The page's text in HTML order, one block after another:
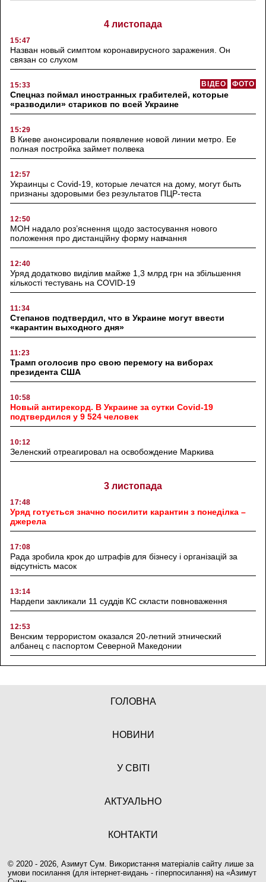
4 листопада
15:47
Назван новый симптом коронавирусного заражения. Он
связан со слухом
15:33 ФОТО
ВІДЕО
Спецназ поймал иностранных грабителей, которые
«разводили» стариков по всей Украине
15:29
В Киеве анонсировали появление новой линии метро. Ее
полная постройка займет полвека
12:57
Украинцы с Covid-19, которые лечатся на дому, могут быть
признаны здоровыми без результатов ПЦР-теста
12:50
МОН надало роз’яснення щодо застосування нового
положення про дистанційну форму навчання
12:40
Уряд додатково виділив майже 1,3 млрд грн на збільшення
кількості тестувань на COVID-19
11:34
Степанов подтвердил, что в Украине могут ввести
«карантин выходного дня»
11:23
Трамп оголосив про свою перемогу на виборах
президента США
10:58
Новый антирекорд. В Украине за сутки Covid-19
подтвердился у 9 524 человек
10:12
Зеленский отреагировал на освобождение Маркива
3 листопада
17:48
Уряд готується значно посилити карантин з понеділка –
джерела
17:08
Рада зробила крок до штрафів для бізнесу і організацій за
відсутність масок
13:14
Нардепи закликали 11 суддів КС скласти повноваження
12:53
Венским террористом оказался 20-летний этнический
албанец с паспортом Северной Македонии
ГОЛОВНА
НОВИНИ
У СВІТІ
АКТУАЛЬНО
КОНТАКТИ
© 2020 - 2026, Азимут Сум. Використання матеріалів сайту лише за
умови посилання (для інтернет-видань - гіперпосилання) на «Азимут